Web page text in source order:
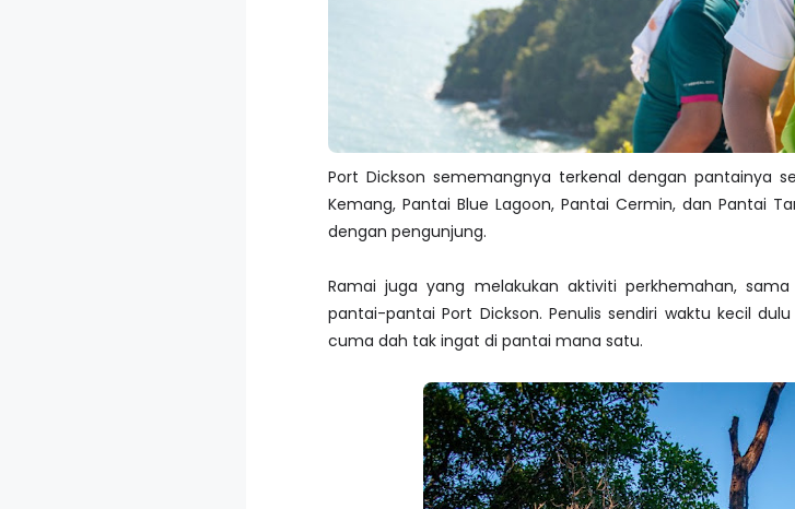
Port Dickson sememangnya terkenal dengan pantainya
Kemang, Pantai Blue Lagoon, Pantai Cermin, dan Pantai
dengan pengunjung.
Ramai juga yang melakukan aktiviti perkhemahan,
pantai-pantai Port Dickson. Penulis sendiri waktu kecil
cuma dah tak ingat di pantai mana satu.